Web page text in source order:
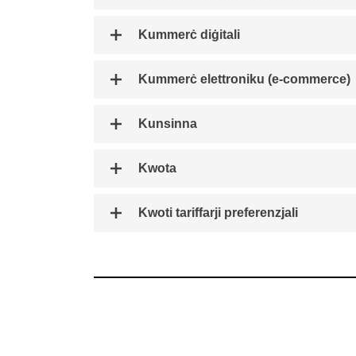
Kummerċ diġitali
Kummerċ elettroniku (e-commerce)
Kunsinna
Kwota
Kwoti tariffarji preferenzjali